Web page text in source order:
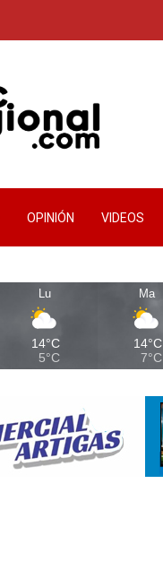
OPINIÓN VIDEOS
Lu
14°C
5°C
Ma
14°C
7°C